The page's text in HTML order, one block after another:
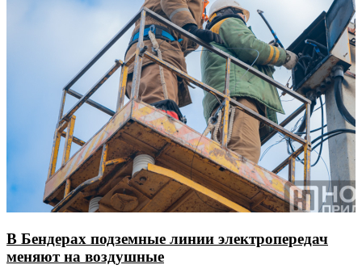
В Бендерах подземные линии электропередач
меняют на воздушные